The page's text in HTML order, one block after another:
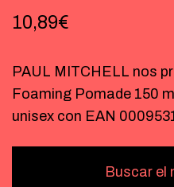
10,89€
PAUL MITCHELL nos
Foaming Pomade 150
unisex con EAN
Buscar el